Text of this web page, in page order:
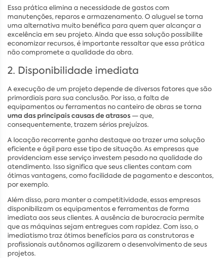
Essa prática elimina a necessidade de gastos com
manutenções, reparos e armazenamento. O aluguel se torna
uma alternativa muito benéfica para quem quer alcançar a
excelência em seu projeto. Ainda que essa solução possibilite
economizar recursos, é importante ressaltar que essa prática
não compromete a qualidade da obra.
2. Disponibilidade imediata
A execução de um projeto depende de diversos fatores que são
primordiais para sua conclusão. Por isso, a falta de
equipamentos ou ferramentas no canteiro de obras se torna
uma das principais causas de atrasos— que,
consequentemente, trazem sérios prejuízos.
A locação recorrente ganha destaque ao trazer uma solução
eficiente e ágil para esse tipo de situação. As empresas que
providenciam esse serviço investem pesado na qualidade do
atendimento. Isso significa que seus clientes contam com
ótimas vantagens, como facilidade de pagamento e descontos,
por exemplo.
Além disso, para manter a competitividade, essas empresas
disponibilizam os equipamentos e ferramentas de forma
imediata aos seus clientes. A ausência de burocracia permite
que as máquinas sejam entregues com rapidez. Com isso, o
imediatismo traz ótimos benefícios para as construtoras e
profissionais autônomos agilizarem o desenvolvimento de seus
projetos.